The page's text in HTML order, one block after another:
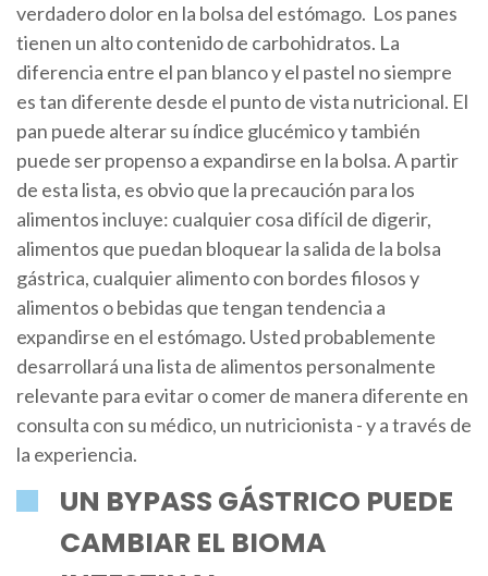
verdadero dolor en la bolsa del estómago. Los panes
tienen un alto contenido de carbohidratos. La
diferencia entre el pan blanco y el pastel no siempre
es tan diferente desde el punto de vista nutricional. El
pan puede alterar su índice glucémico y también
puede ser propenso a expandirse en la bolsa. A partir
de esta lista, es obvio que la precaución para los
alimentos incluye: cualquier cosa difícil de digerir,
alimentos que puedan bloquear la salida de la bolsa
gástrica, cualquier alimento con bordes filosos y
alimentos o bebidas que tengan tendencia a
expandirse en el estómago. Usted probablemente
desarrollará una lista de alimentos personalmente
relevante para evitar o comer de manera diferente en
consulta con su médico, un nutricionista - y a través de
la experiencia.
UN BYPASS GÁSTRICO PUEDE
CAMBIAR EL BIOMA